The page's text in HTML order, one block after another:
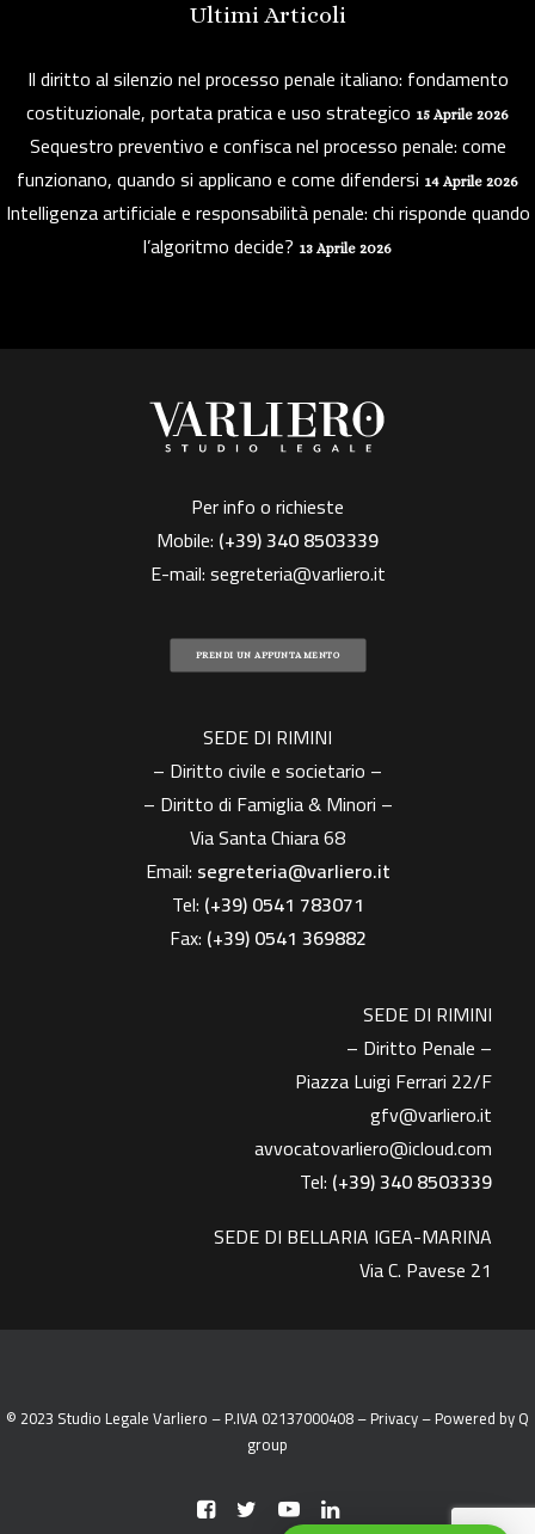
Ultimi Articoli
Il diritto al silenzio nel processo penale italiano: fondamento
costituzionale, portata pratica e uso strategico 15 Aprile 2026
Sequestro preventivo e confisca nel processo penale: come
funzionano, quando si applicano e come difendersi 14 Aprile 2026
Intelligenza artificiale e responsabilità penale: chi risponde quando
l’algoritmo decide? 13 Aprile 2026
Per info o richieste
Mobile: (+39)340 8503339
E-mail:segreteria@varliero.it
PRENDI UN APPUNTAMENTO
SEDE DI RIMINI
– Diritto civile e societario –
– Diritto di Famiglia & Minori –
Via Santa Chiara 68
Email: segreteria@varliero.it
Tel: (+39) 0541 783071
Fax: (+39)0541 369882
SEDE DI RIMINI
– Diritto Penale –
Piazza Luigi Ferrari 22/F
gfv@varliero.it
avvocatovarliero@icloud.com
Tel: (+39) 340 8503339
SEDE DI BELLARIA IGEA-MARINA
Via C. Pavese 21
© 2023 Studio Legale Varliero – P.IVA 02137000408 –Privacy– Powered byQ
group